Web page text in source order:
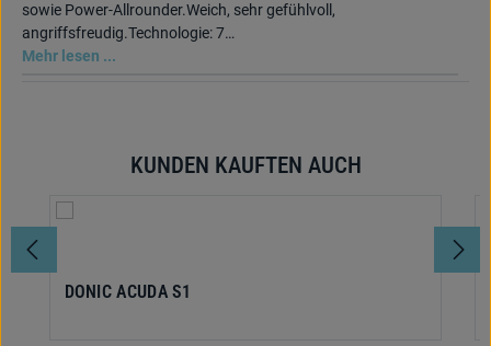
sowie Power-Allrounder.Weich, sehr gefühlvoll,
angriffsfreudig.Technologie: 7…
Mehr lesen ...
Produktgalerie überspringenKUNDEN KAUFTEN AUCH
DONIC ACUDA S1